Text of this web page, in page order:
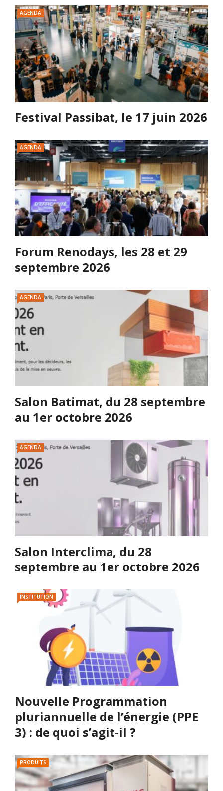
AGENDA
Festival Passibat, le 17 juin 2026
AGENDA
Forum Renodays, les 28 et 29
septembre 2026
AGENDA
Salon Batimat, du 28 septembre
au 1er octobre 2026
AGENDA
Salon Interclima, du 28
septembre au 1er octobre 2026
INSTITUTION
Nouvelle Programmation
pluriannuelle de l’énergie (PPE
3) : de quoi s’agit-il ?
PRODUITS